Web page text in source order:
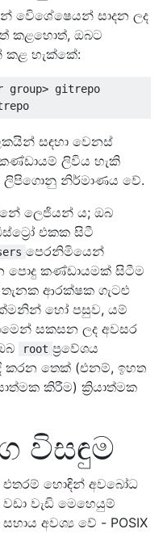
විෙශේෂෙයන් සාදන ලද
කළහොත්, ඔබට
කළ හැක්කේ:
group> gitrepo
සඳහා වෙනස්
ලිවිය හැකි
නිර්මාණය වේ.
ලෙජියන් ය; ඔබ
එකක සිටී
පෙරනිමියෙන්
පොදු කණ්ඩායමක් සිටීම
ආරක්ෂක ගැටළු
හෝ පසුව, යම්
සකසන ලද අවසර
root ප්‍රවේශය
කරන තෙක් (එනම්, ඉහත
කිරීම) ක්‍රියාත්මක
විසඳුම
එතරම් හොඳින් අවබෝධ
වැඩි මෙහෙයුම්
අවශ්‍ය වේ - POSIX